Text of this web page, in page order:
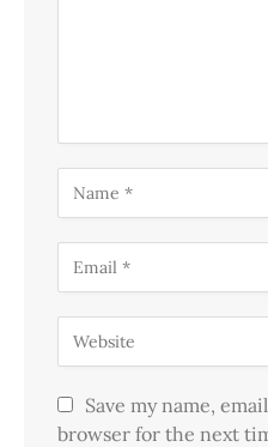
Save my name,
browser for the next